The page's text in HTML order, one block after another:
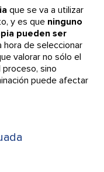
que se va a utilizar
y es que ninguno
pueden ser
hora de seleccionar
valorar no sólo el
proceso, sino
puede afectar